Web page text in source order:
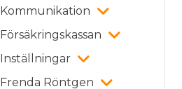
Kommunikation
Försäkringskassan
Inställningar
Frenda Röntgen